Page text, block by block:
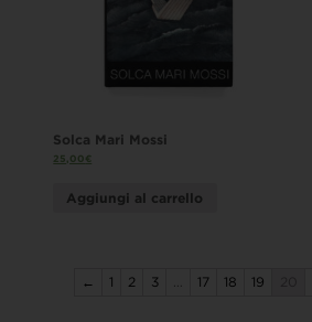
Solca Mari Mossi
25,00€
Aggiungi al carrello
← 1 2 3 17 18 19